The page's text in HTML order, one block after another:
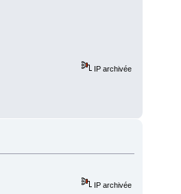
IP archivée
IP archivée